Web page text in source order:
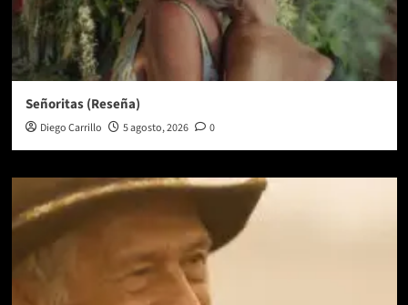
Señoritas (Reseña)
Diego Carrillo 5 agosto, 2026 0